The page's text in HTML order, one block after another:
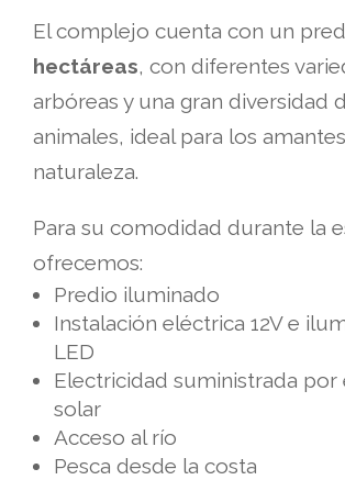
El complejo cuenta con un
hectáreas, con diferentes
arbóreas y una gran diversidad
animales, ideal para los
naturaleza.
Para su comodidad durante la
ofrecemos:
Predio iluminado
Instalación eléctrica 12V e
LED
Electricidad suministrada por
solar
Acceso al río
Pesca desde la costa